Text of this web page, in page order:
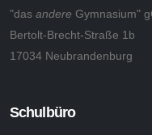
"das andere Gymnasium"
Bertolt-Brecht-Straße 1b
17034 Neubrandenburg
Schulbüro